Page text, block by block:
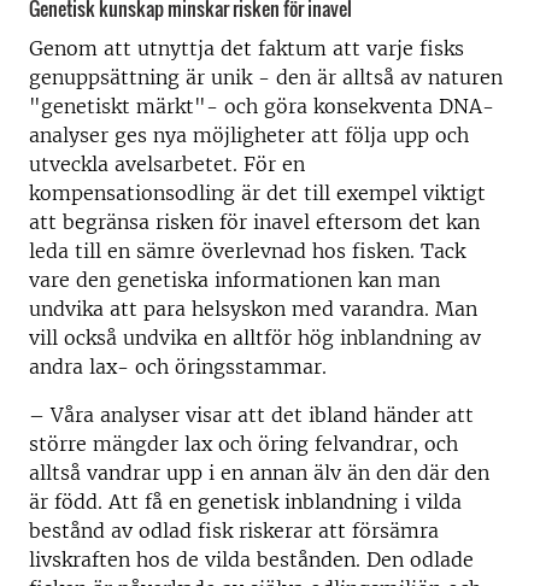
Genetisk kunskap minskar risken för inavel
Genom att utnyttja det faktum att varje fisks
genuppsättning är unik - den är alltså av naturen
"genetiskt märkt"- och göra konsekventa DNA-
analyser ges nya möjligheter att följa upp och
utveckla avelsarbetet. För en
kompensationsodling är det till exempel viktigt
att begränsa risken för inavel eftersom det kan
leda till en sämre överlevnad hos fisken. Tack
vare den genetiska informationen kan man
undvika att para helsyskon med varandra. Man
vill också undvika en alltför hög inblandning av
andra lax- och öringsstammar.
– Våra analyser visar att det ibland händer att
större mängder lax och öring felvandrar, och
alltså vandrar upp i en annan älv än den där den
är född. Att få en genetisk inblandning i vilda
bestånd av odlad fisk riskerar att försämra
livskraften hos de vilda bestånden. Den odlade